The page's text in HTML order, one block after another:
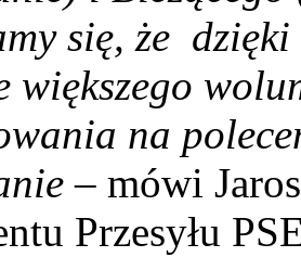
się, że
większego
na
– mówi
Przesyłu